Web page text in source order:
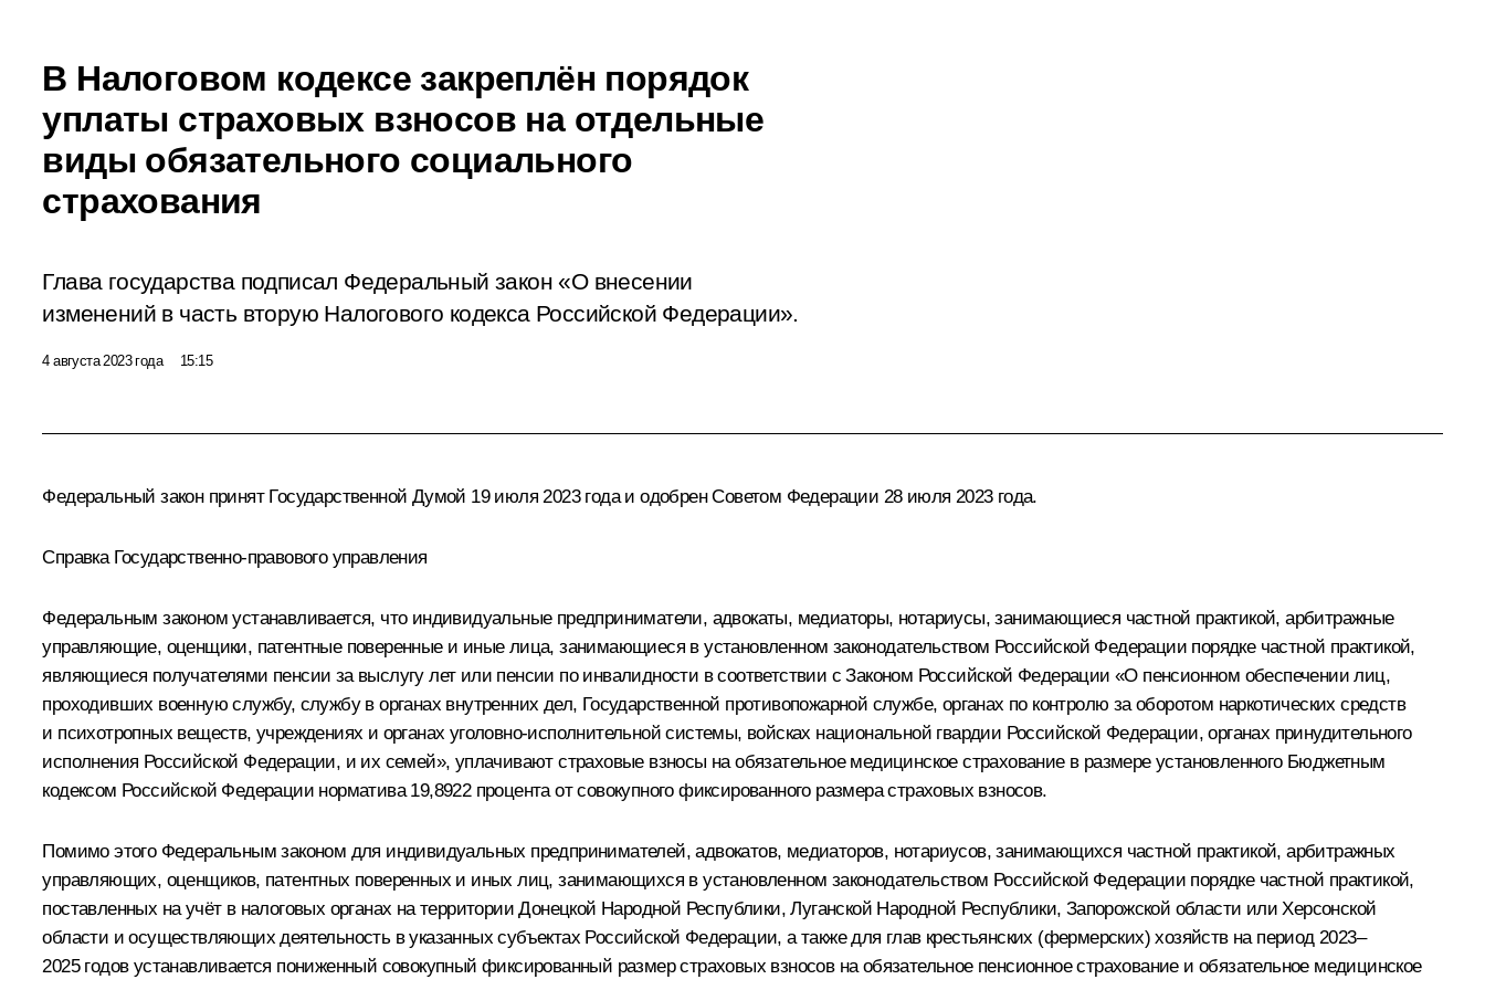
В Налоговом кодексе закреплён порядок
уплаты страховых взносов на отдельные
виды обязательного социального
страхования
Глава государства подписал Федеральный закон «О внесении
изменений в часть вторую Налогового кодекса Российской Федерации».
4 августа 2023 года 15:15
Федеральный закон принят Государственной Думой 19 июля 2023 года и одобрен Советом Федерации 28 июля 2023 года.
Справка Государственно-правового управления
Федеральным законом устанавливается, что индивидуальные предприниматели, адвокаты, медиаторы, нотариусы, занимающиеся частной практикой, арбитражные
управляющие, оценщики, патентные поверенные и иные лица, занимающиеся в установленном законодательством Российской Федерации порядке частной практикой,
являющиеся получателями пенсии за выслугу лет или пенсии по инвалидности в соответствии с Законом Российской Федерации «О пенсионном обеспечении лиц,
проходивших военную службу, службу в органах внутренних дел, Государственной противопожарной службе, органах по контролю за оборотом наркотических средств
и психотропных веществ, учреждениях и органах уголовно-исполнительной системы, войсках национальной гвардии Российской Федерации, органах принудительного
исполнения Российской Федерации, и их семей», уплачивают страховые взносы на обязательное медицинское страхование в размере установленного Бюджетным
кодексом Российской Федерации норматива 19,8922 процента от совокупного фиксированного размера страховых взносов.
Помимо этого Федеральным законом для индивидуальных предпринимателей, адвокатов, медиаторов, нотариусов, занимающихся частной практикой, арбитражных
управляющих, оценщиков, патентных поверенных и иных лиц, занимающихся в установленном законодательством Российской Федерации порядке частной практикой,
поставленных на учёт в налоговых органах на территории Донецкой Народной Республики, Луганской Народной Республики, Запорожской области или Херсонской
области и осуществляющих деятельность в указанных субъектах Российской Федерации, а также для глав крестьянских (фермерских) хозяйств на период 2023–
2025 годов устанавливается пониженный совокупный фиксированный размер страховых взносов на обязательное пенсионное страхование и обязательное медицинское